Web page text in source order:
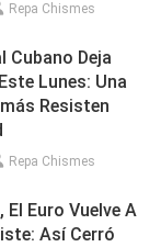
Repa Chismes
Cubano Deja
Lunes: Una
Resisten
Repa Chismes
El Euro Vuelve A
Así Cerró